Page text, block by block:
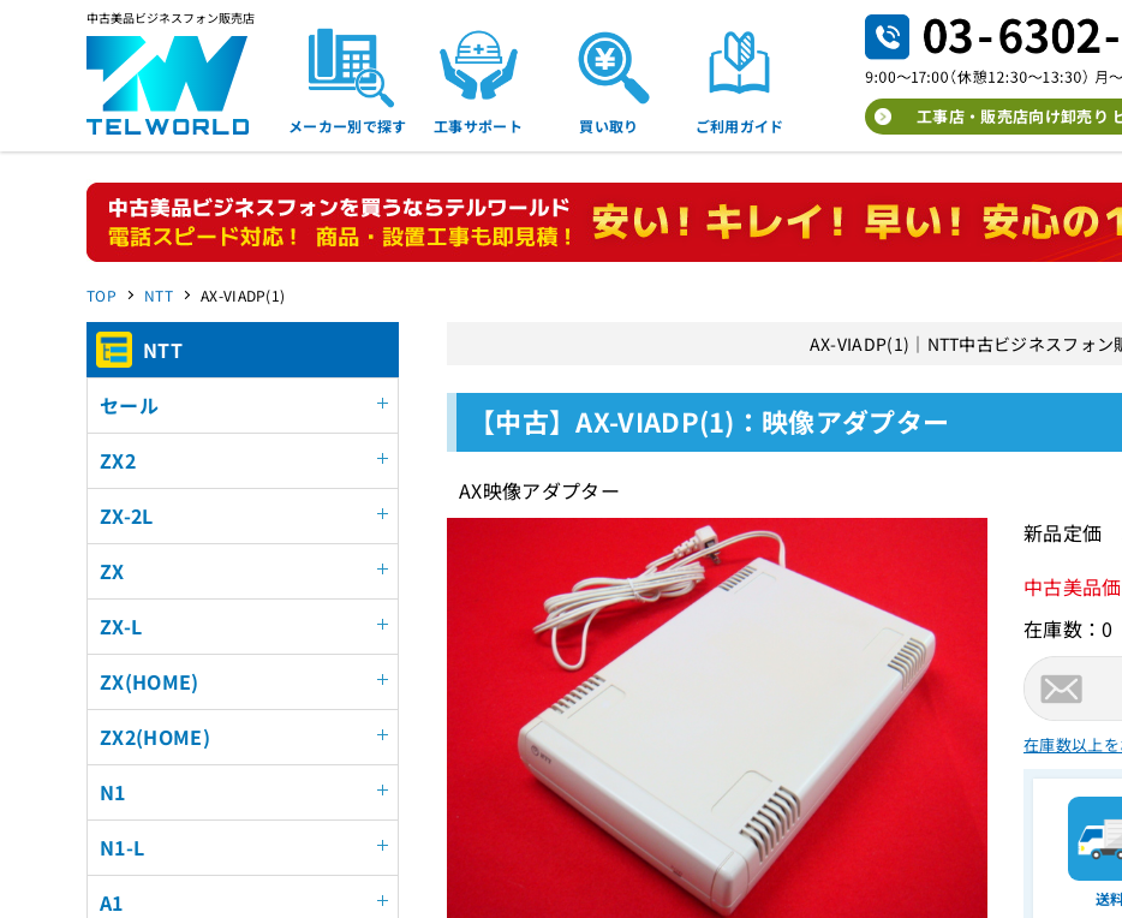
中古美品ビジネスフォン販売店
メーカー別で探す 工事サポート 買い取り ご利用ガイド 工事店・販売店向け卸売り
TOP NTT AX-VIADP(1)
AX-VIADP(1)｜NTT中古ビジネスフォン
【中古】AX-VIADP(1)：映像アダプター
AX映像アダプター
新品定価
中古美品
在庫数：
在庫数以上を
送
NTT
セール
ZX2
ZX-2L
ZX
ZX-L
ZX(HOME)
ZX2(HOME)
N1
N1-L
A1